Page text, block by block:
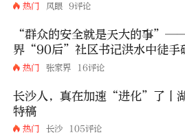
热门 风眼 9评论
“群众的安全就是天大的事
界“90后”社区书记洪水中徒手
被困老人
热门 张家界 16评论
长沙人，真在加速“进化”了丨
特稿
热门 长沙 105评论